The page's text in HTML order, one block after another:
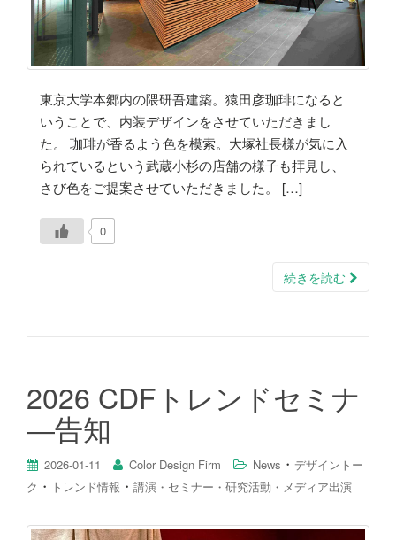
東京大学本郷内の隈研吾建築。猿田彦珈琲になると
いうことで、内装デザインをさせていただきまし
た。 珈琲が香るよう色を模索。大塚社長様が気に入
られているという武蔵小杉の店舗の様子も拝見し、
さび色をご提案させていただきました。 […]
0
続きを読む
2026 CDFトレンドセミナ
―告知
2026-01-11 Color Design Firm News ・ デザイントー
ク ・ トレンド情報 ・ 講演・セミナー・研究活動・メディア出演